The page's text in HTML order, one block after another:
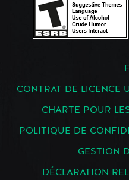
CONTRAT DE LICENCE
CHARTE POUR
POLITIQUE DE
GESTION
DÉCLARATION